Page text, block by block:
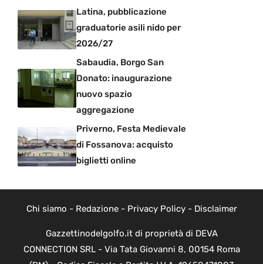
Latina, pubblicazione
graduatorie asili nido per
2026/27
Sabaudia, Borgo San
Donato: inaugurazione
nuovo spazio
aggregazione
Priverno, Festa Medievale
di Fossanova: acquisto
biglietti online
Chi siamo - Redazione- Privacy Policy- Disclaimer
Gazzettinodelgolfo.it di proprietà di DEVA
CONNECTION SRL - Via Tata Giovanni 8, 00154 Roma